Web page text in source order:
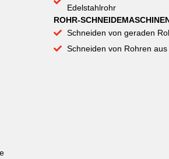
Edelstahlrohr
ROHR-
Schneiden von geraden
Schneiden von Rohren aus